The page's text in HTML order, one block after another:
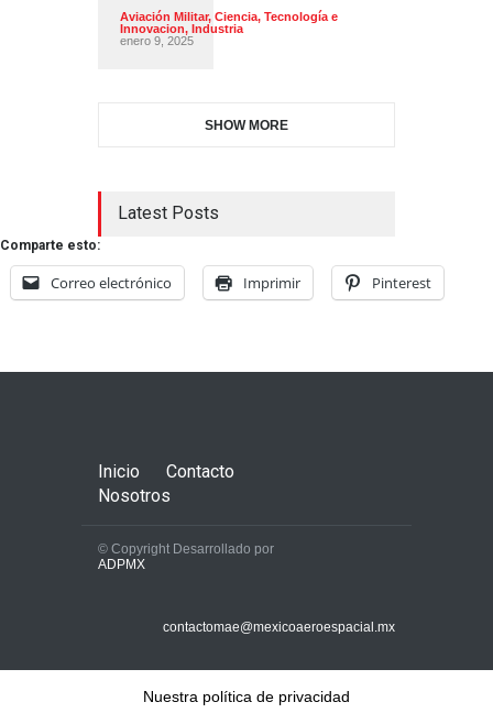
Aviación Militar, Ciencia, Tecnología e
Innovacion, Industria
enero 9, 2025
SHOW MORE
Latest Posts
Comparte esto:
Correo electrónico Imprimir Pinterest
Inicio
Contacto
Nosotros
© Copyright Desarrollado por
ADPMX
contactomae@mexicoaeroespacial.mx
Nuestra política de privacidad